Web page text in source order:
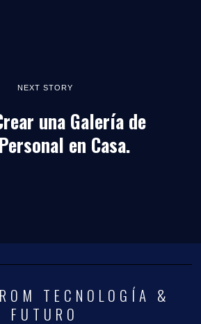
NEXT STORY
una Galería de
en Casa.
TECNOLOGÍA &
FUTURO